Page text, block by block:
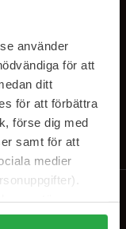
använder
för att
ditt
för att förbättra
förse dig med
samt för att
medier
accepterar du
.